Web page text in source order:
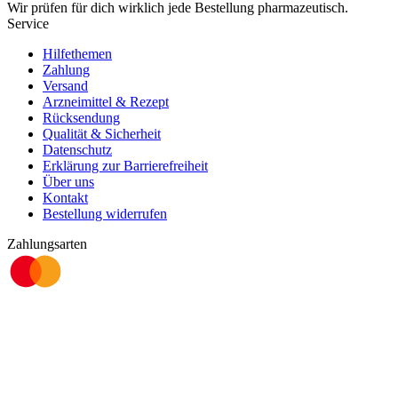
Wir prüfen für dich wirklich jede Bestellung pharmazeutisch.
Service
Hilfethemen
Zahlung
Versand
Arzneimittel & Rezept
Rücksendung
Qualität & Sicherheit
Datenschutz
Erklärung zur Barrierefreiheit
Über uns
Kontakt
Bestellung widerrufen
Zahlungsarten